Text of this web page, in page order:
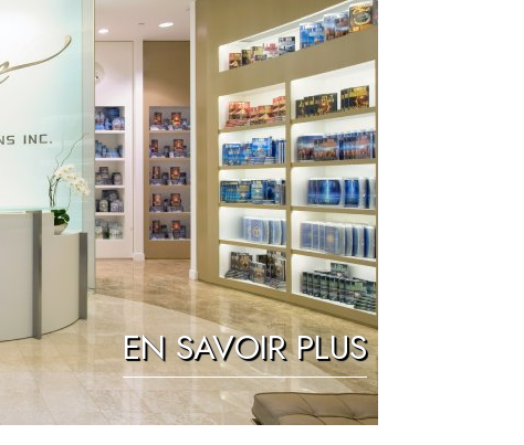
L’organisation de la Scientologieconférences d’introduction
Les composantes de la compréhension
Solutions à un environnement
dangereux
Procédés d’assistance pour maladies et
blessures
Intégrité et honnêteté
Le mariage
L’échelle des tons émotionnels
Réponses aux drogues
Les enfants
Des outils pour le monde du travail
EN SAVOIR PLUS